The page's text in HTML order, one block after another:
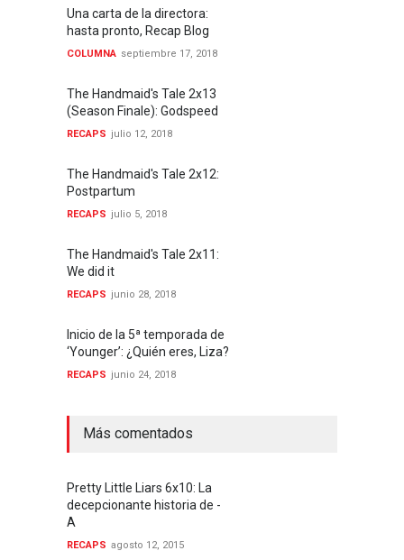
Una carta de la directora:
hasta pronto, Recap Blog
COLUMNA septiembre 17, 2018
The Handmaid's Tale 2x13
(Season Finale): Godspeed
RECAPS julio 12, 2018
The Handmaid's Tale 2x12:
Postpartum
RECAPS julio 5, 2018
The Handmaid's Tale 2x11:
We did it
RECAPS junio 28, 2018
Inicio de la 5ª temporada de
‘Younger’: ¿Quién eres, Liza?
RECAPS junio 24, 2018
Más comentados
Pretty Little Liars 6x10: La
decepcionante historia de -
A
RECAPS agosto 12, 2015